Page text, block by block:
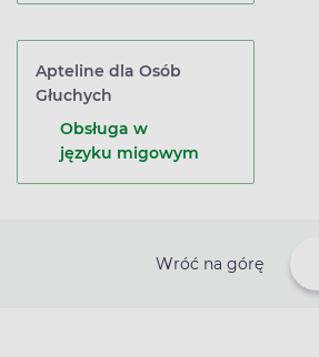
Apteline dla Osób
Głuchych
Obsługa w
języku migowym
Wróć na górę